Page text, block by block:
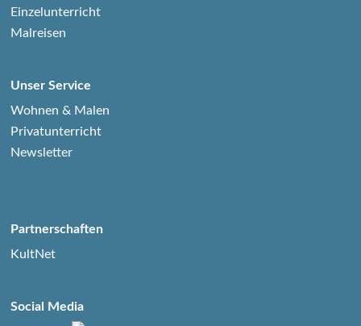
Einzelunterricht
Malreisen
Unser Service
Wohnen & Malen
Privatunterricht
Newsletter
Partnerschaften
KultNet
Social Media